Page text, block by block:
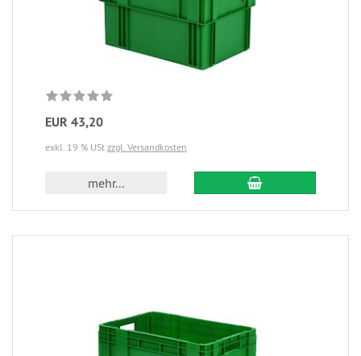
EUR 43,20
exkl. 19 % USt zzgl. Versandkosten
mehr...